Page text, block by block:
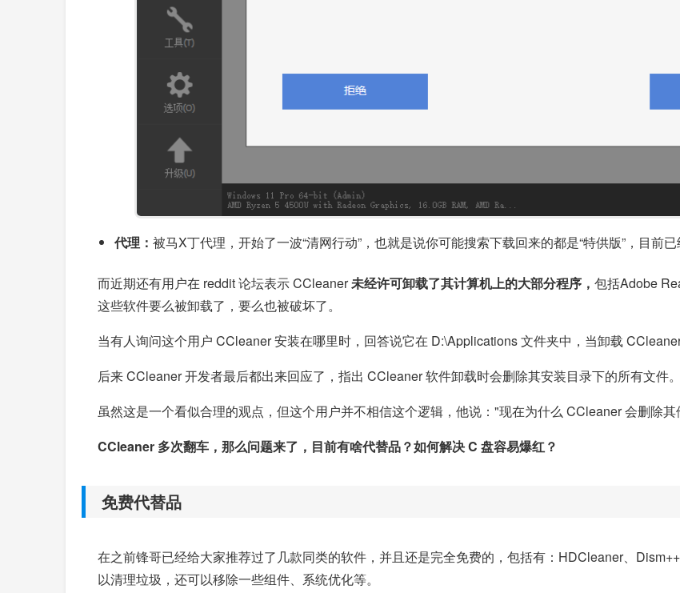
代理： 被马X丁代理，开始了一波“清网行动”，也就是说你可能搜索下载回来的都是“特供版”，目前
而近期还有用户在 reddit 论坛表示 CCleaner未经许可卸载了其计算机上的大部分程序， 包括Adobe
这些软件要么被卸载了，要么也被破坏了。
当有人询问这个用户 CCleaner 安装在哪里时，回答说它在 D:\Applications 文件夹中，当卸载
后来 CCleaner 开发者最后都出来回应了，指出 CCleaner 软件卸载时会删除其安装目录下的所有文件。
虽然这是一个看似合理的观点，但这个用户并不相信这个逻辑，他说："现在为什么 CCleaner 会删除
CCleaner 多次翻车，那么问题来了，目前有啥代替品？如何解决 C 盘容易爆红？
免费代替品
在之前锋哥已经给大家推荐过了几款同类的软件，并且还是完全免费的，包括有：HDCleaner、
以清理垃圾，还可以移除一些组件、系统优化等。